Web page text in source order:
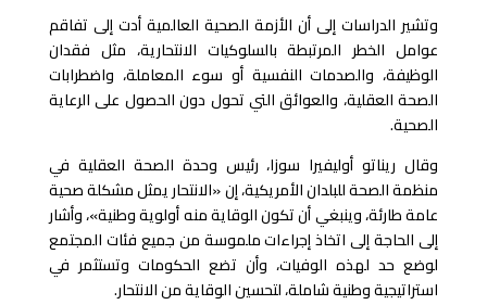
وتشير الدراسات إلى أن الأزمة الصحية العالمية أدت إلى تفاقم
عوامل الخطر المرتبطة بالسلوكيات الانتحارية، مثل فقدان
الوظيفة، والصدمات النفسية أو سوء المعاملة، واضطرابات
الصحة العقلية، والعوائق التي تحول دون الحصول على الرعاية
الصحية.
وقال ريناتو أوليفيرا سوزا، رئيس وحدة الصحة العقلية في
منظمة الصحة للبلدان الأمريكية، إن «الانتحار يمثل مشكلة صحية
عامة طارئة، وينبغي أن تكون الوقاية منه أولوية وطنية»، وأشار
إلى الحاجة إلى اتخاذ إجراءات ملموسة من جميع فئات المجتمع
لوضع حد لهذه الوفيات، وأن تضع الحكومات وتستثمر في
استراتيجية وطنية شاملة، لتحسين الوقاية من الانتحار.